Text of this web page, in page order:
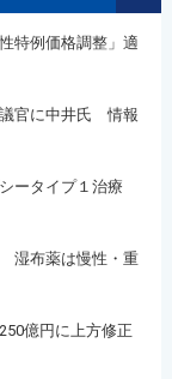
特例価格調整」適
官に中井氏 情報
ータイプ１治療
湿布薬は慢性・重
億円に上方修正